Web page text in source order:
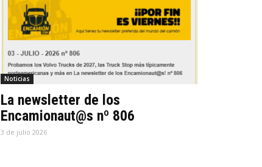
Noticias
La newsletter de los
Encamionaut@s nº 806
3 de julio 2026